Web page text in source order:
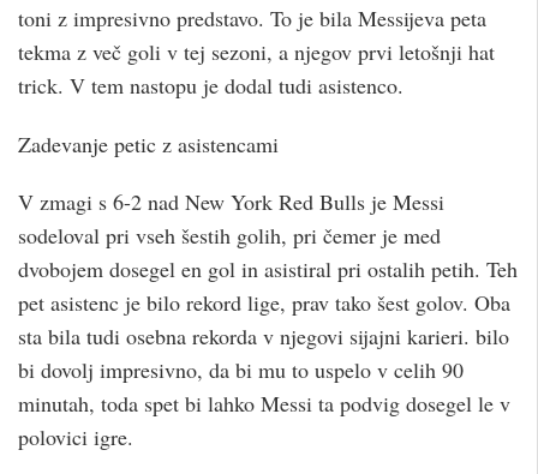
toni z impresivno predstavo. To je bila Messijeva peta
tekma z več goli v tej sezoni, a njegov prvi letošnji hat
trick. V tem nastopu je dodal tudi asistenco.
Zadevanje petic z asistencami
V zmagi s 6-2 nad New York Red Bulls je Messi
sodeloval pri vseh šestih golih, pri čemer je med
dvobojem dosegel en gol in asistiral pri ostalih petih. Teh
pet asistenc je bilo rekord lige, prav tako šest golov. Oba
sta bila tudi osebna rekorda v njegovi sijajni karieri. bilo
bi dovolj impresivno, da bi mu to uspelo v celih 90
minutah, toda spet bi lahko Messi ta podvig dosegel le v
polovici igre.